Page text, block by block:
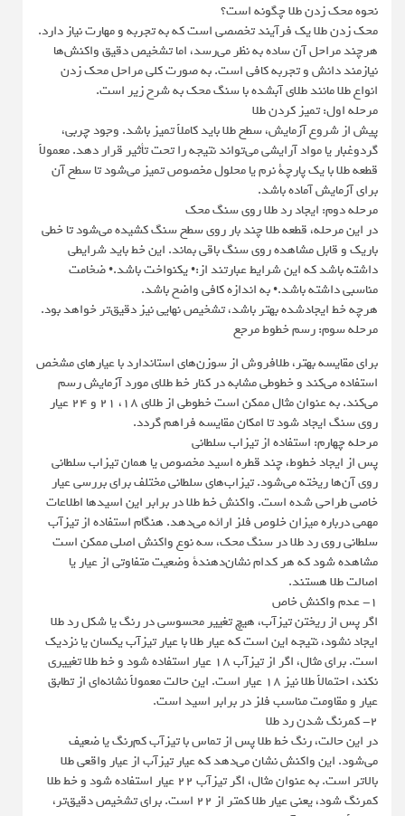
نحوه محک زدن طلا چگونه است؟
محک زدن طلا یک فرآیند تخصصی است که به تجربه و مهارت نیاز دارد.
هرچند مراحل آن ساده به نظر می‌رسد، اما تشخیص دقیق واکنش‌ها
نیازمند دانش و تجربه کافی است. به صورت کلی مراحل محک زدن
انواع طلا مانند طلای آبشده با سنگ محک به شرح زیر است.
مرحله اول: تمیز کردن طلا
پیش از شروع آزمایش، سطح طلا باید کاملاً تمیز باشد. وجود چربی،
گردوغبار یا مواد آرایشی می‌تواند نتیجه را تحت تأثیر قرار دهد. معمولاً
قطعه طلا با یک پارچۀ نرم یا محلول مخصوص تمیز می‌شود تا سطح آن
برای آزمایش آماده باشد.
مرحله دوم: ایجاد رد طلا روی سنگ محک
در این مرحله، قطعه طلا چند بار روی سطح سنگ کشیده می‌شود تا خطی
باریک و قابل مشاهده روی سنگ باقی بماند. این خط باید شرایطی
داشته باشد که این شرایط عبارتند از:• یکنواخت باشد.• ضخامت
مناسبی داشته باشد.• به اندازه کافی واضح باشد.
هرچه خط ایجادشده بهتر باشد، تشخیص نهایی نیز دقیق‌تر خواهد بود.
مرحله سوم: رسم خطوط مرجع
برای مقایسه بهتر، طلافروش از سوزن‌های استاندارد با عیارهای مشخص
استفاده می‌کند و خطوطی مشابه در کنار خط طلای مورد آزمایش رسم
می‌کند. به عنوان مثال ممکن است خطوطی از طلای ۱۸، ۲۱ و ۲۴ عیار
روی سنگ ایجاد شود تا امکان مقایسه فراهم گردد.
مرحله چهارم: استفاده از تیزاب سلطانی
پس از ایجاد خطوط، چند قطره اسید مخصوص یا همان تیزاب سلطانی
روی آن‌ها ریخته می‌شود. تیزاب‌های سلطانی مختلف برای بررسی عیار
خاصی طراحی شده است. واکنش خط طلا در برابر این اسیدها اطلاعات
مهمی درباره میزان خلوص فلز ارائه می‌دهد. هنگام استفاده از تیزآب
سلطانی روی رد طلا در سنگ محک، سه نوع واکنش اصلی ممکن است
مشاهده شود که هر کدام نشان‌دهندۀ وضعیت متفاوتی از عیار یا
اصالت طلا هستند.
۱- عدم واکنش خاص
اگر پس از ریختن تیزآب، هیچ تغییر محسوسی در رنگ یا شکل رد طلا
ایجاد نشود، نتیجه این است که عیار طلا با عیار تیزآب یکسان یا نزدیک
است. برای مثال، اگر از تیزآب ۱۸ عیار استفاده شود و خط طلا تغییری
نکند، احتمالاً طلا نیز ۱۸ عیار است. این حالت معمولاً نشانه‌ای از تطابق
عیار و مقاومت مناسب فلز در برابر اسید است.
۲- کمرنگ شدن رد طلا
در این حالت، رنگ خط طلا پس از تماس با تیزآب کم‌رنگ یا ضعیف
می‌شود. این واکنش نشان می‌دهد که عیار تیزآب از عیار واقعی طلا
بالاتر است. به عنوان مثال، اگر تیزآب ۲۲ عیار استفاده شود و خط طلا
کمرنگ شود، یعنی عیار طلا کمتر از ۲۲ است. برای تشخیص دقیق‌تر،